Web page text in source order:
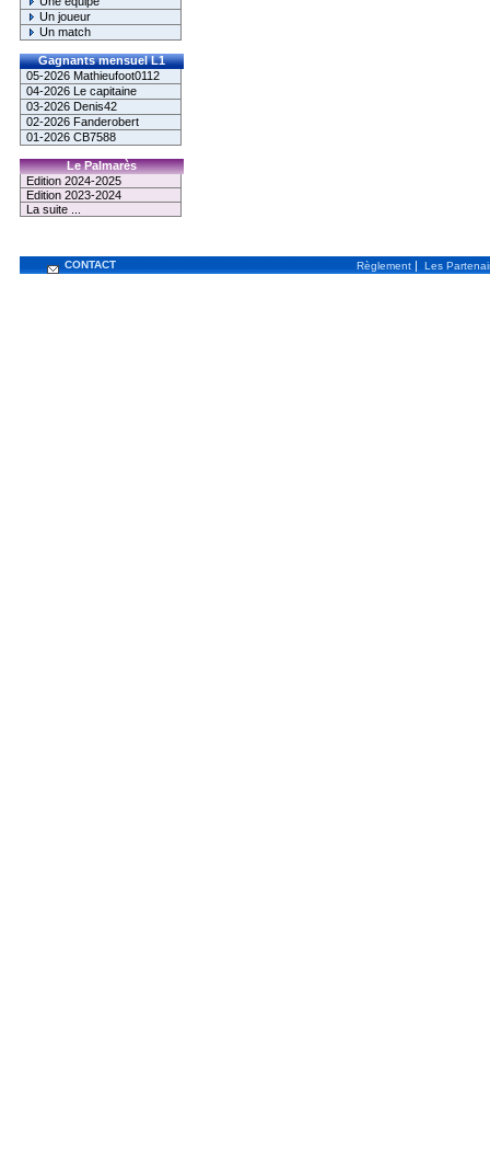
Un joueur
Un match
Gagnants mensuel L1
05-2026 Mathieufoot0112
04-2026 Le capitaine
03-2026 Denis42
02-2026 Fanderobert
01-2026 CB7588
Le Palmarès
Edition 2024-2025
Edition 2023-2024
La suite ...
CONTACT Règlement | Les